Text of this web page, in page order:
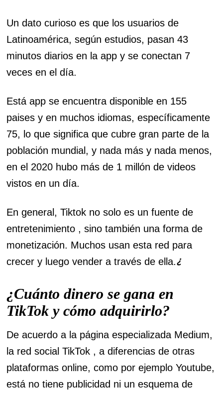
Un dato curioso es que los usuarios de
Latinoamérica, según estudios, pasan 43
minutos diarios en la app y se conectan 7
veces en el día.
Está app se encuentra disponible en 155
paises y en muchos idiomas, específicamente
75, lo que significa que cubre gran parte de la
población mundial, y nada más y nada menos,
en el 2020 hubo más de 1 millón de videos
vistos en un día.
En general, Tiktok no solo es un fuente de
entretenimiento , sino también una forma de
monetización. Muchos usan esta red para
crecer y luego vender a través de ella.¿
¿Cuánto dinero se gana en
TikTok y cómo adquirirlo?
De acuerdo a la página especializada Medium,
la red social TikTok , a diferencias de otras
plataformas online, como por ejemplo Youtube,
está no tiene publicidad ni un esquema de